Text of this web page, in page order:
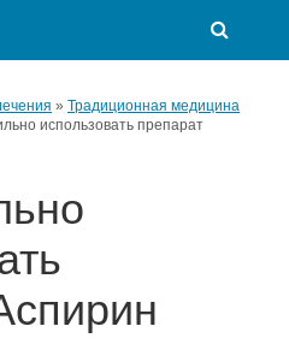
» Традиционная медицина
использовать препарат